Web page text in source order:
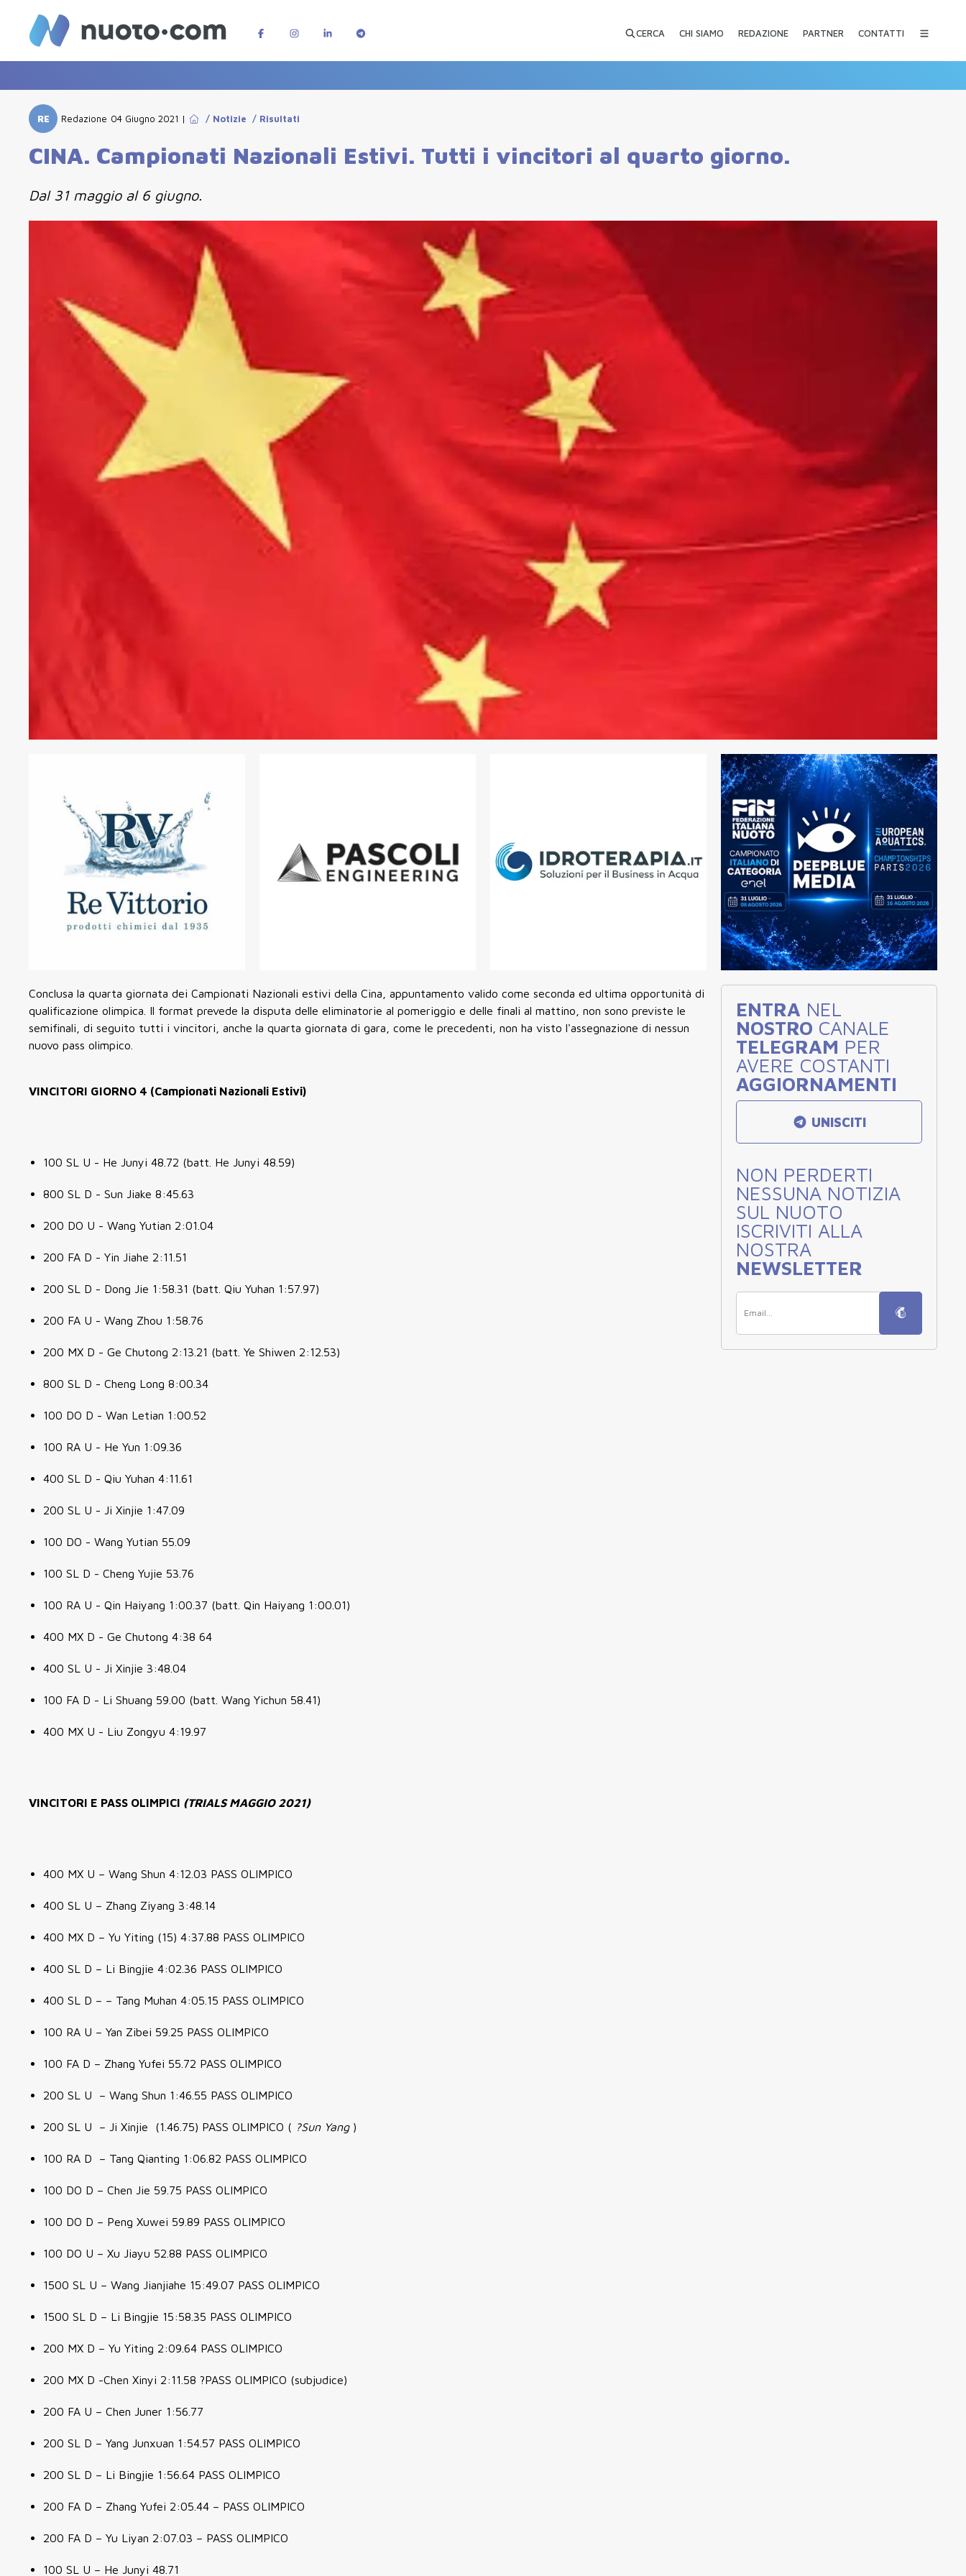
CERCA CHI SIAMO REDAZIONE PARTNER CONTATTI
RE Redazione 04 Giugno 2021 | / Notizie / Risultati
CINA. Campionati Nazionali Estivi. Tutti i vincitori al quarto giorno.
Dal 31 maggio al 6 giugno.
Conclusa la quarta giornata dei Campionati Nazionali estivi della Cina, appuntamento valido come seconda ed ultima opportunità di
qualificazione olimpica. Il format prevede la disputa delle eliminatorie al pomeriggio e delle finali al mattino, non sono previste le
semifinali, di seguito tutti i vincitori, anche la quarta giornata di gara, come le precedenti, non ha visto l'assegnazione di nessun
nuovo pass olimpico.
VINCITORI GIORNO 4 (Campionati Nazionali Estivi)
100 SL U - He Junyi 48.72 (batt. He Junyi 48.59)
800 SL D - Sun Jiake 8:45.63
200 DO U - Wang Yutian 2:01.04
200 FA D - Yin Jiahe 2:11.51
200 SL D - Dong Jie 1:58.31 (batt. Qiu Yuhan 1:57.97)
200 FA U - Wang Zhou 1:58.76
200 MX D - Ge Chutong 2:13.21 (batt. Ye Shiwen 2:12.53)
800 SL D - Cheng Long 8:00.34
100 DO D - Wan Letian 1:00.52
100 RA U - He Yun 1:09.36
400 SL D - Qiu Yuhan 4:11.61
200 SL U - Ji Xinjie 1:47.09
100 DO - Wang Yutian 55.09
100 SL D - Cheng Yujie 53.76
100 RA U - Qin Haiyang 1:00.37 (batt. Qin Haiyang 1:00.01)
400 MX D - Ge Chutong 4:38 64
400 SL U - Ji Xinjie 3:48.04
100 FA D - Li Shuang 59.00 (batt. Wang Yichun 58.41)
400 MX U - Liu Zongyu 4:19.97
VINCITORI E PASS OLIMPICI (TRIALS MAGGIO 2021)
400 MX U – Wang Shun 4:12.03 PASS OLIMPICO
400 SL U – Zhang Ziyang 3:48.14
400 MX D – Yu Yiting (15) 4:37.88 PASS OLIMPICO
400 SL D – Li Bingjie 4:02.36 PASS OLIMPICO
400 SL D – – Tang Muhan 4:05.15 PASS OLIMPICO
100 RA U – Yan Zibei 59.25 PASS OLIMPICO
100 FA D – Zhang Yufei 55.72 PASS OLIMPICO
200 SL U – Wang Shun 1:46.55 PASS OLIMPICO
200 SL U – Ji Xinjie (1.46.75) PASS OLIMPICO ( ?Sun Yang )
100 RA D – Tang Qianting 1:06.82 PASS OLIMPICO
100 DO D – Chen Jie 59.75 PASS OLIMPICO
100 DO D – Peng Xuwei 59.89 PASS OLIMPICO
100 DO U – Xu Jiayu 52.88 PASS OLIMPICO
1500 SL U – Wang Jianjiahe 15:49.07 PASS OLIMPICO
1500 SL D – Li Bingjie 15:58.35 PASS OLIMPICO
200 MX D – Yu Yiting 2:09.64 PASS OLIMPICO
200 MX D -Chen Xinyi 2:11.58 ?PASS OLIMPICO (subjudice)
200 FA U – Chen Juner 1:56.77
200 SL D – Yang Junxuan 1:54.57 PASS OLIMPICO
200 SL D – Li Bingjie 1:56.64 PASS OLIMPICO
200 FA D – Zhang Yufei 2:05.44 – PASS OLIMPICO
200 FA D – Yu Liyan 2:07.03 – PASS OLIMPICO
100 SL U – He Junyi 48.71
ENTRA NEL
NOSTRO CANALE
TELEGRAM PER
AVERE COSTANTI
AGGIORNAMENTI
UNISCITI
NON PERDERTI
NESSUNA NOTIZIA
SUL NUOTO
ISCRIVITI ALLA
NOSTRA
NEWSLETTER